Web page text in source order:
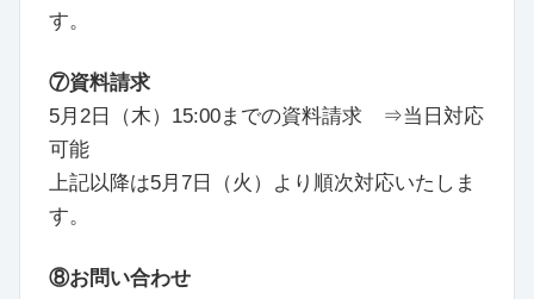
す。
⑦資料請求
5月2日（木）15:00までの資料請求 ⇒当日対応
可能
上記以降は5月7日（火）より順次対応いたしま
す。
⑧お問い合わせ